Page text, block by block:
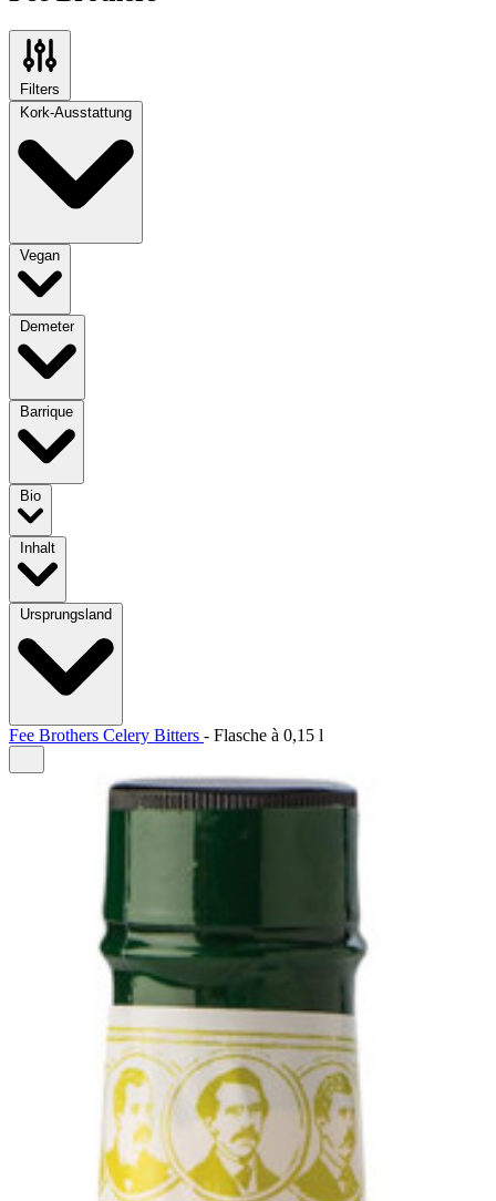
Filters
Kork-Ausstattung
Vegan
Demeter
Barrique
Bio
Inhalt
Ursprungsland
Fee Brothers Celery Bitters - Flasche à 0,15 l